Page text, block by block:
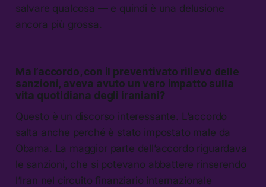
salvare qualcosa — e quindi è una delusione
ancora più grossa.
Ma l’accordo, con il preventivato rilievo delle
sanzioni, aveva avuto un vero impatto sulla
vita quotidiana degli iraniani?
Questo è un discorso interessante. L’accordo
salta anche perché è stato impostato male da
Obama. La maggior parte dell’accordo riguardava
le sanzioni, che si potevano abbattere rinserendo
l’Iran nel circuito finanziario internazionale